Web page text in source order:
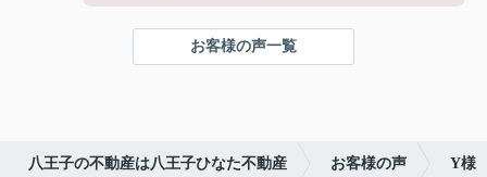
お客様の声一覧
八王子の不動産は八王子ひなた不動産 お客様の声 Y様